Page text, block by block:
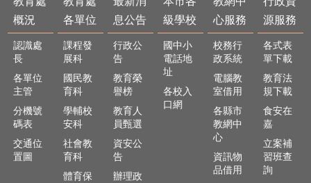
市
各
級
學
校
網
中
心
服
概況
認識處
長
各單位
主管
分機號
碼表
交通位
置圖
各單位
課程發
展科
國民教
育科
學輔校
安科
社會教
育科
體育保
息公告
行政公
告
教育榮
譽榜
教育人
員甄選
資安公
告
辦理政
級學校
國中小
電話地
址
各校入
口網
心服務
校務行
政系統
電腦教
室借用
各縣市
教網中
心
資訊物
品借用
源服務
各式表
單下載
教育法
規下載
食安在
嘉
立案補
習班查
詢